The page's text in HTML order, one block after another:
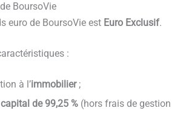
BoursoVie
euro de BoursoVie est Euro Exclusif.
:
à l’immobilier;
de 99,25 %(hors frais de gestion